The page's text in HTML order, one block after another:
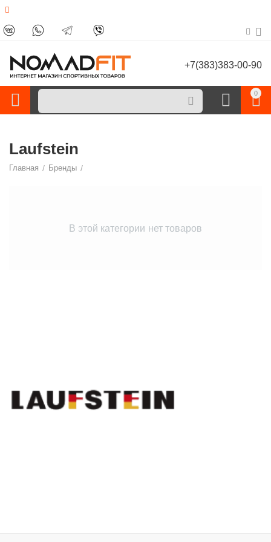
+7(383)383-00-90
0
Laufstein
Главная / Бренды /
В этой категории нет товаров